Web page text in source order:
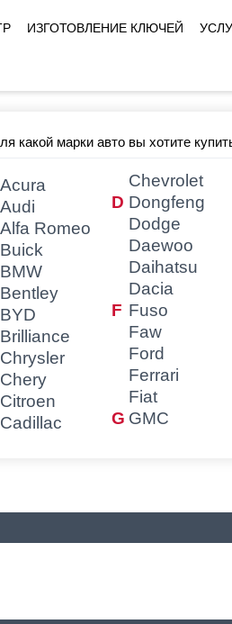
ИЗГОТОВЛЕНИЕ КЛЮЧЕЙ
какой марки авто вы хотите
Acura
Audi
Alfa Romeo
Buick
BMW
Bentley
BYD
Brilliance
Chrysler
Chery
Citroen
Cadillac
Chevrolet
Dongfeng
Dodge
Daewoo
Daihatsu
Dacia
Fuso
Faw
Ford
Ferrari
Fiat
GMC